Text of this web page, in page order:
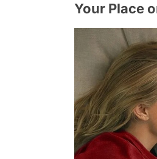
Your Place